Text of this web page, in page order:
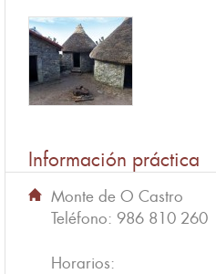
Información práctica
Monte de O Castro
Teléfono: 986 810 260
Horarios: